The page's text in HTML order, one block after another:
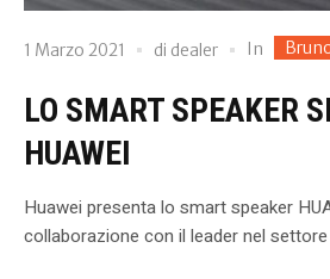
1 Marzo 2021 di dealer In
LO SMART SPEAKER
HUAWEI
Huawei presenta lo smart speaker
collaborazione con il leader nel